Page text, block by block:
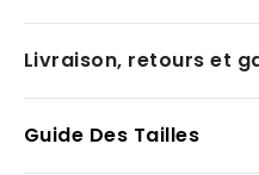
finition satinée. La lunette
bracelet à trois maillons en
Livraison, retours et
Guide Des Tailles